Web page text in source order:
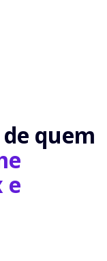
de quem
e